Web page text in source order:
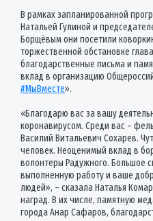
В рамках запланированной
Натальей Гулиной и
Борщёвым они посетили
торжественной обстановке
благодарственные письма и
вклад в организацию
#МыВместе».
«Благодарю вас за вашу
коронавирусом. Среди вас –
Василий Витальевич Сохарев.
человек. Неоценимый вклад в
волонтеры Радужного. Большое
выполненную работу и ваше
людей», – сказала Наталья
наград. В их числе, памятную
города Анар Сафаров,